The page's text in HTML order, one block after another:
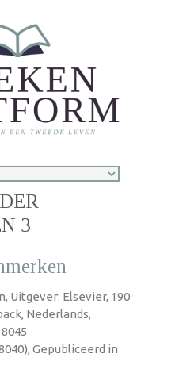
3
Uitgever: Elsevier, 190
Nederlands,
Gepubliceerd in